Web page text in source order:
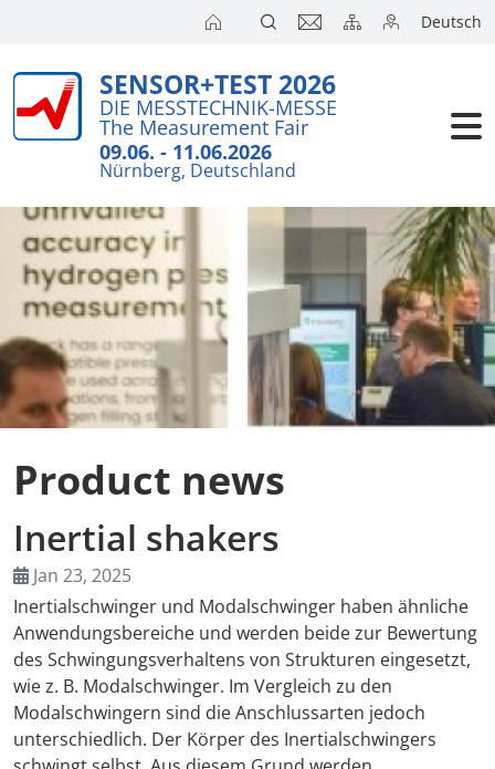
Deutsch
SENSOR+TEST 2026
DIE MESSTECHNIK-MESSE
The Measurement Fair
09.06. - 11.06.2026
Nürnberg, Deutschland
Product news
Inertial shakers
Jan 23, 2025
Inertialschwinger und Modalschwinger haben ähnliche
Anwendungsbereiche und werden beide zur Bewertung
des Schwingungsverhaltens von Strukturen eingesetzt,
wie z. B. Modalschwinger. Im Vergleich zu den
Modalschwingern sind die Anschlussarten jedoch
unterschiedlich. Der Körper des Inertialschwingers
Exhibition
SENSOR
SENSOR
Exhibitors
Foreign
Visitors
Press